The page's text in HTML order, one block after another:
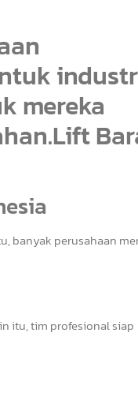
mereka
banyak perusahaan
itu, tim profesional siap